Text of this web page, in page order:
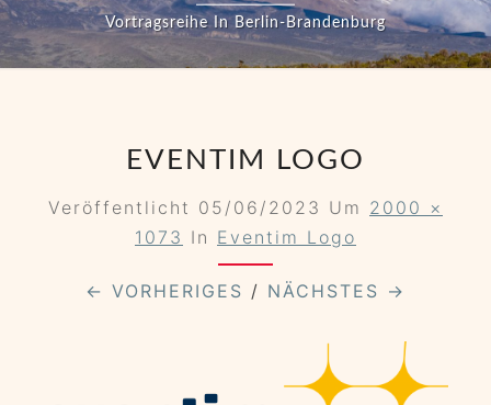
Vortragsreihe In Berlin-Brandenburg
EVENTIM LOGO
Veröffentlicht 05/06/2023 Um 2000 ×
1073 In Eventim Logo
← VORHERIGES / NÄCHSTES →